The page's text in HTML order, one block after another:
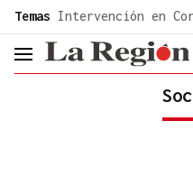
common.go-to-content
Temas Intervención en
header.menu.open